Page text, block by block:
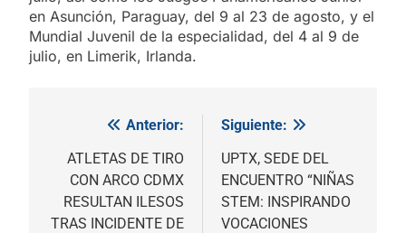
en Asunción, Paraguay, del 9 al 23 de agosto, y el
Mundial Juvenil de la especialidad, del 4 al 9 de
julio, en Limerik, Irlanda.
Navegación
de
entradas
Anterior:
ATLETAS DE TIRO
CON ARCO CDMX
RESULTAN ILESOS
TRAS INCIDENTE DE
Siguiente:
UPTX, SEDE DEL
ENCUENTRO “NIÑAS
STEM: INSPIRANDO
VOCACIONES